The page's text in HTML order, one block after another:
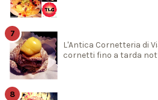
L'Antica Cornetteria di
cornetti fino a tarda